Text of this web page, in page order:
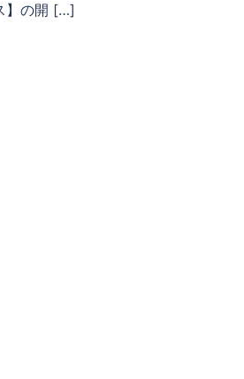
】の開 […]